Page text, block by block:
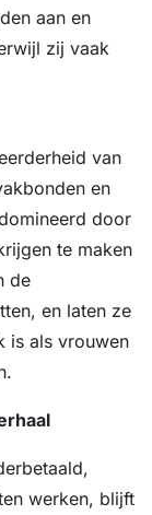
aan en
zij vaak
van
en
door
te maken
de
en laten ze
is als vrouwen
werken, blijft